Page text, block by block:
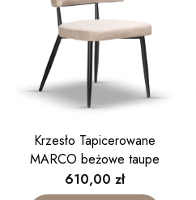
Krzesło Tapicerowane
MARCO beżowe taupe
Cena
610,00 zł